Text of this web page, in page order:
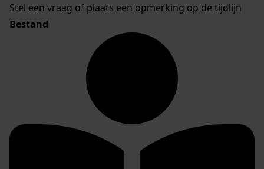
Stel een vraag of plaats een opmerking op de tijdlijn
Bestand